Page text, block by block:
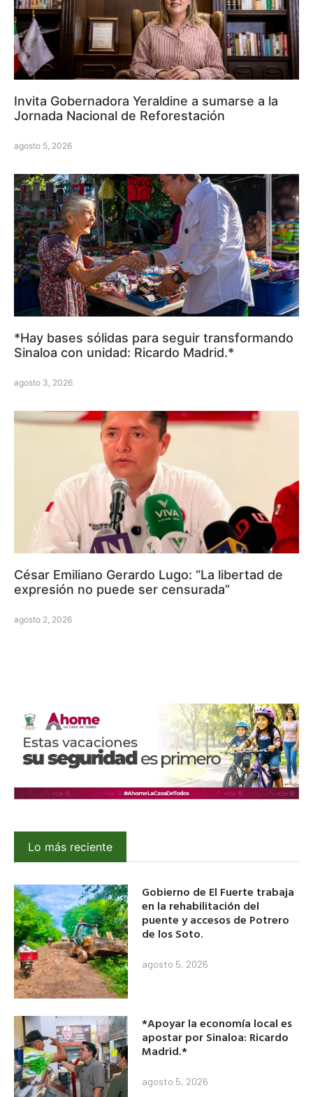
Invita Gobernadora Yeraldine a sumarse a la
Jornada Nacional de Reforestación
agosto 5, 2026
*Hay bases sólidas para seguir transformando
Sinaloa con unidad: Ricardo Madrid.*
agosto 3, 2026
César Emiliano Gerardo Lugo: “La libertad de
expresión no puede ser censurada”
agosto 2, 2026
Lo más reciente
Gobierno de El Fuerte trabaja
en la rehabilitación del
puente y accesos de Potrero
de los Soto.
agosto 5, 2026
*Apoyar la economía local es
apostar por Sinaloa: Ricardo
Madrid.*
agosto 5, 2026